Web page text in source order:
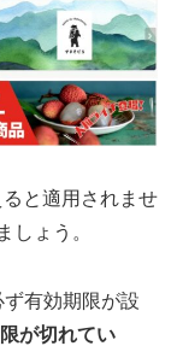
と適用されませ
しょう。
有効期限が設
が切れてい